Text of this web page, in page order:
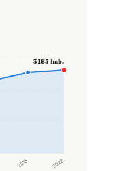
2016 2022
3 165 hab.